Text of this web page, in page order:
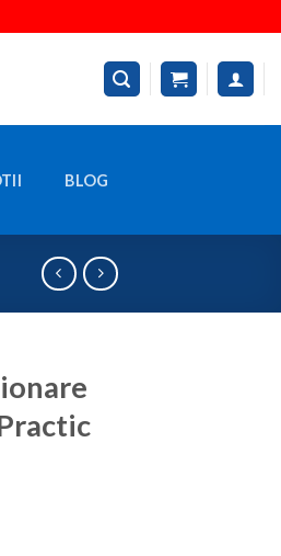
BLOG